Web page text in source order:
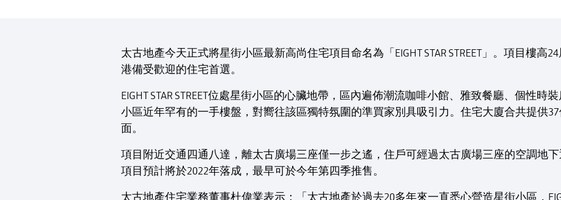
太古地產今天正式將星街小區最新高尚住宅項目命名為「EIGHT STAR STREET」。項目樓高
港備受歡迎的住宅首選。
EIGHT STAR STREET位處星街小區的心臟地帶，區內遍佈潮流咖啡小館、雅致餐廳、個性時
小區近年罕有的一手樓盤，對嚮往該區獨特氛圍的準買家別具吸引力。住宅大廈合共提供
面。
項目附近交通四通八達，離太古廣場三座僅一步之遙，住戶可經過太古廣場三座的空調地下
項目預計將於2022年落成，最早可於今年第四季推售。
太古地產住宅業務董事杜偉業表示：「太古地產於過去20多年來一直悉心營造星街小區，